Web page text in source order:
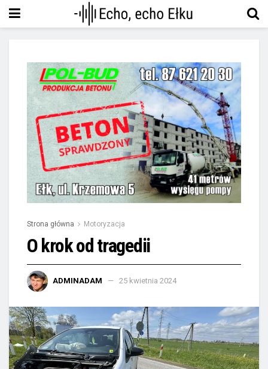
Strona główna Motoryzacja
O krok od tragedii
ADMINADAM 25 kwietnia 2024